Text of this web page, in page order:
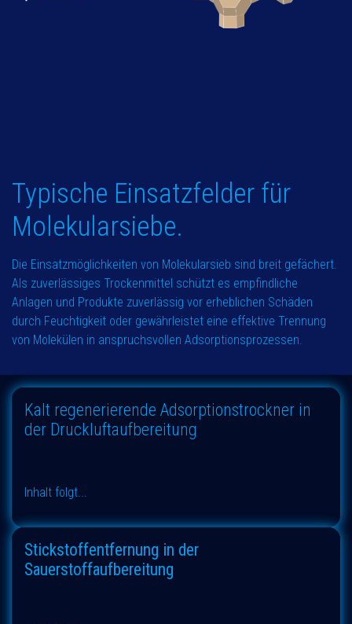
Typische Einsatzfelder für
Molekularsiebe.
Die Einsatzmöglichkeiten von Molekularsieb sind breit gefächert.
Als zuverlässiges Trockenmittel schützt es empfindliche
Anlagen und Produkte zuverlässig vor erheblichen Schäden
durch Feuchtigkeit oder gewährleistet eine effektive Trennung
von Molekülen in anspruchsvollen Adsorptionsprozessen.
Kalt regenerierende Adsorptionstrockner in
der Druckluftaufbereitung
Inhalt folgt...
Stickstoffentfernung in der
Sauerstoffaufbereitung